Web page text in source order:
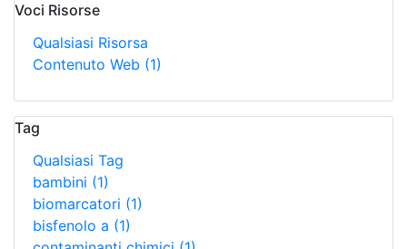
Voci Risorse
Qualsiasi Risorsa
Contenuto Web (1)
Tag
Qualsiasi Tag
bambini (1)
biomarcatori (1)
bisfenolo a (1)